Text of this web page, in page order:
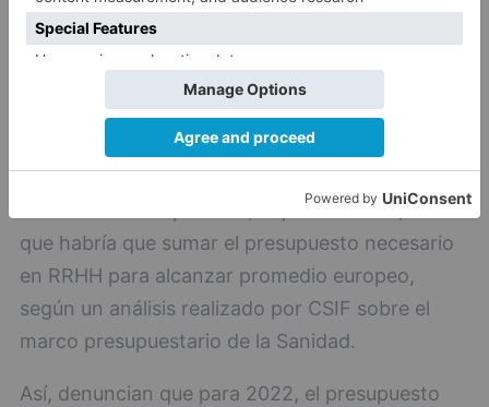
En la misma línea, los Presupuestos Generales
del Estado (PGE) para 2022 carecen de la
inversión necesaria para el Marco Estratégico de
Atención Primaria (AP) ya que sería necesario
invertir más de 1.600 millones de euros (10
veces más de lo previsto) el próximo año, a lo
que habría que sumar el presupuesto necesario
en RRHH para alcanzar promedio europeo,
según un análisis realizado por CSIF sobre el
marco presupuestario de la Sanidad.
Así, denuncian que para 2022, el presupuesto